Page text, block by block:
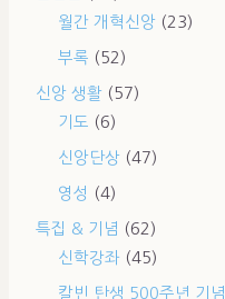
월간 개혁신앙 (23)
부록 (52)
신앙 생활 (57)
기도 (6)
신앙단상 (47)
영성 (4)
특집 & 기념 (62)
신학강좌 (45)
칼빈 탄생 500주년 기념